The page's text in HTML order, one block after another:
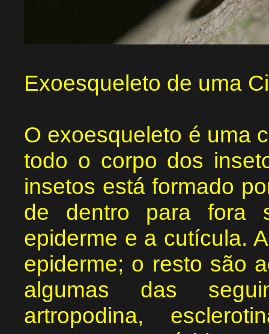
Exoesqueleto de uma
O exoesqueleto é uma
todo o corpo dos
insetos está formado
de dentro para fora
epiderme e a cutícula.
epiderme; o resto são
algumas das
artropodina,